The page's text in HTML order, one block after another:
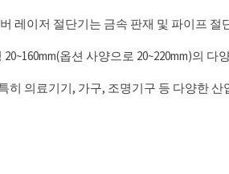
레이저 절단기는 금속 판재 및 파이프
옵션 사양으로 20~220mm)의
히 의료기기, 가구, 조명기구 등 다양한 산